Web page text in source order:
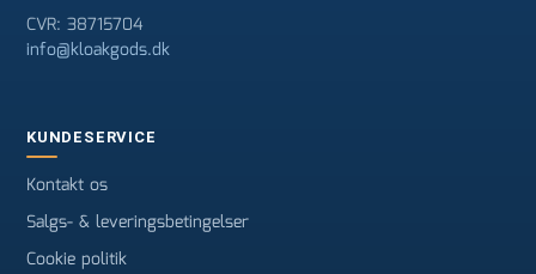
CVR: 38715704
info@kloakgods.dk
KUNDESERVICE
Kontakt os
Salgs- & leveringsbetingelser
Cookie politik